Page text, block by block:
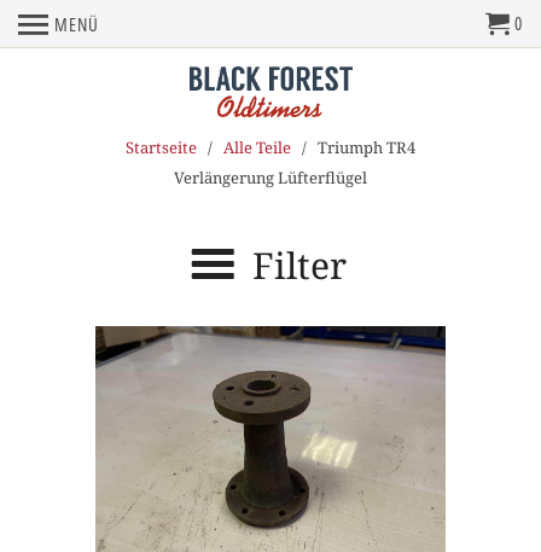
MENÜ 0
Startseite / Alle Teile / Triumph TR4
Verlängerung Lüfterflügel
Filter